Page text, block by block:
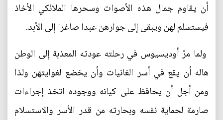
أن يقاوم جمال هذه الأصوات وسحرها الملائكي الأخاذ
فيستسلم لهن ويبقى إلى جوارهن عبدا صاغرا إلى الأبد.
ولما مرّ أوديسيوس في رحلته عودته المعذبة إلى الوطن
هاله أن يقع في أسر الغانيات وأن يخضع لغوايتهن ولذا
ومن أجل أن يحافظ على كيانه ووجوده اتخذ إجراءات
صارمة لحماية نفسه وبحارته من قدر الأسر والاستسلام